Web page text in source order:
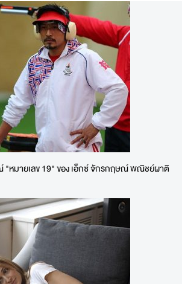
"หมายเลข 19" ของ เอ็กซ์ จักรกฤษณ์ พณิชย์ผาติ